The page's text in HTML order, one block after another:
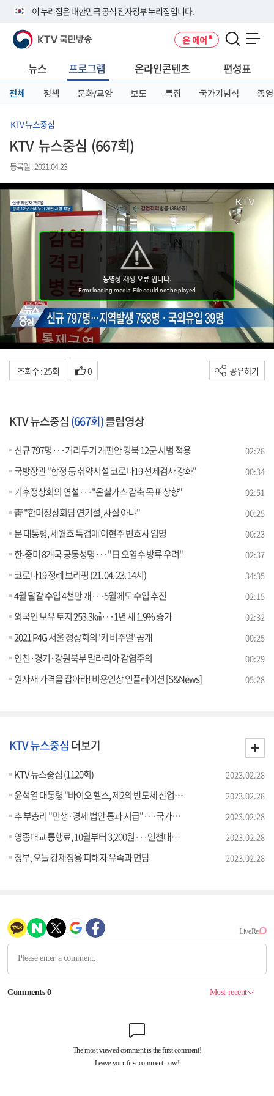
이 누리집은 대한민국 공식 전자정부 누리집입니다.
공식 누리집 주소 확인하기
니다.
이밖에 or.kr 또는 .kr등 다른 도메인 주소를 사용하고 있다면 아래 URL에
서 도메인 주소를 확인해 보세요
KTV 국민방송 온 에어
뉴스 프로그램 온라인콘텐츠 편성표
전체 정책 문화/교양 보도 특집 국가기념식 종영
KTV 뉴스중심
KTV 뉴스중심 (667회)
등록일 : 2021.04.23
조회수 : 25회 0 공유하기
KTV 뉴스중심(667회)클립영상
신규 797명···거리두기 개편안 경북 12군 시범 적용 02:28
국방장관 "함정 등 취약시설 코로나19 선제검사 강화" 00:34
기후정상회의 연설···"온실가스 감축 목표 상향" 02:51
靑 "한미정상회담 연기설, 사실 아냐" 00:25
문 대통령, 세월호 특검에 이현주 변호사 임명 00:23
한-중미 8개국 공동성명···"日 오염수 방류 우려" 02:37
코로나19 정례 브리핑 (21. 04. 23. 14시) 34:35
4월 달걀 수입 4천만 개···5월에도 수입 추진 02:15
외국인 보유 토지 253.3㎢···1년 새 1.9% 증가 02:32
2021 P4G 서울 정상회의 '키 비주얼' 공개 00:25
인천·경기·강원북부 말라리아 감염주의 00:29
원자재 가격을 잡아라! 비용인상 인플레이션 [S&News] 05:28
KTV 뉴스중심더보기
KTV 뉴스중심 (1120회) 2023.02.28
윤석열 대통령 "바이오 헬스, 제2의 반도체 산업으로" 2023.02.28
추 부총리 "민생·경제 법안 통과 시급"···국가보훈부 승격 2023.02.28
영종대교 통행료, 10월부터 3,200원···인천대교는 25년까지 인하 2023.02.28
정부, 오늘 강제징용 피해자 유족과 면담 2023.02.28